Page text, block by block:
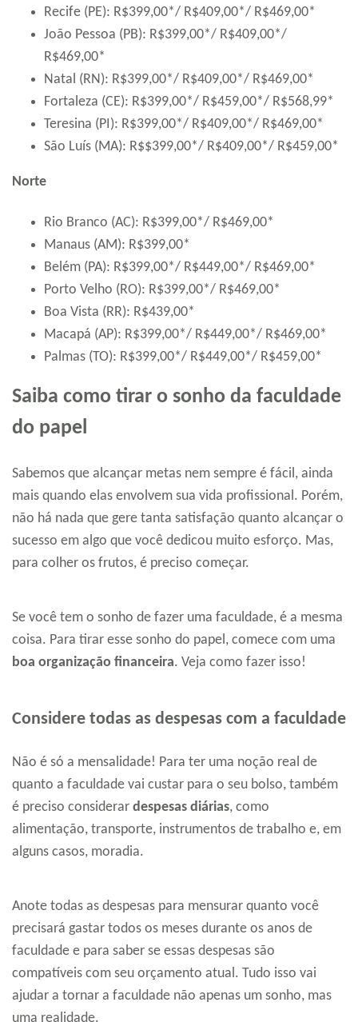
Recife (PE): R$399,00*/ R$409,00*/ R$469,00*
João Pessoa (PB): R$399,00*/ R$409,00*/
R$469,00*
Natal (RN): R$399,00*/ R$409,00*/ R$469,00*
Fortaleza (CE): R$399,00*/ R$459,00*/ R$568,99*
Teresina (PI): R$399,00*/ R$409,00*/ R$469,00*
São Luís (MA): R$$399,00*/ R$409,00*/ R$459,00*
Norte
Rio Branco (AC): R$399,00*/ R$469,00*
Manaus (AM): R$399,00*
Belém (PA): R$399,00*/ R$449,00*/ R$469,00*
Porto Velho (RO): R$399,00*/ R$469,00*
Boa Vista (RR): R$439,00*
Macapá (AP): R$399,00*/ R$449,00*/ R$469,00*
Palmas (TO): R$399,00*/ R$449,00*/ R$459,00*
Saiba como tirar o sonho da faculdade
do papel
Sabemos que alcançar metas nem sempre é fácil, ainda
mais quando elas envolvem sua vida profissional. Porém,
não há nada que gere tanta satisfação quanto alcançar o
sucesso em algo que você dedicou muito esforço. Mas,
para colher os frutos, é preciso começar.
Se você tem o sonho de fazer uma faculdade, é a mesma
coisa. Para tirar esse sonho do papel, comece com uma
boa organização financeira. Veja como fazer isso!
Considere todas as despesas com a faculdade
Não é só a mensalidade! Para ter uma noção real de
quanto a faculdade vai custar para o seu bolso, também
é preciso considerar despesas diárias, como
alimentação, transporte, instrumentos de trabalho e, em
alguns casos, moradia.
Anote todas as despesas para mensurar quanto você
precisará gastar todos os meses durante os anos de
faculdade e para saber se essas despesas são
compatíveis com seu orçamento atual. Tudo isso vai
ajudar a tornar a faculdade não apenas um sonho, mas
uma realidade.